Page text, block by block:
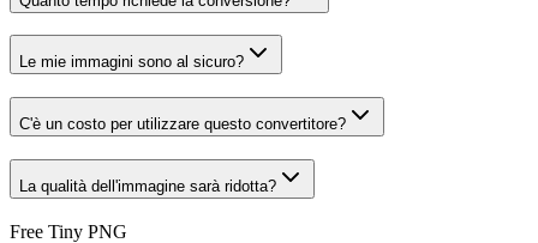
Le mie immagini sono al sicuro?
C'è un costo per utilizzare questo convertitore?
La qualità dell'immagine sarà ridotta?
Free Tiny PNG